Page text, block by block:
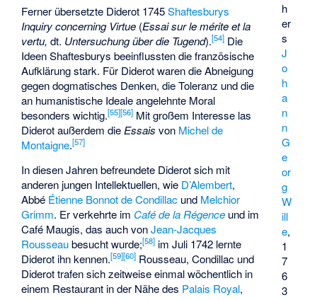
h
er
s
J
o
h
a
n
n
G
e
or
g
W
ill
e,
1
7
6
3
Ferner übersetzte Diderot 1745Shaftesburys
Inquiry concerning Virtue (Essai sur le mérite et la
vertu, dt. Untersuchung über die Tugend).[54] Die
Ideen Shaftesburys beeinflussten die französische
Aufklärung stark. Für Diderot waren die Abneigung
gegen dogmatisches Denken, die Toleranz und die
an humanistische Ideale angelehnte Moral
besonders wichtig.[55][56] Mit großem Interesse las
Diderot außerdem die Essais von Michel de
Montaigne.[57]
In diesen Jahren befreundete Diderot sich mit
anderen jungen Intellektuellen, wie D’Alembert,
Abbé Étienne Bonnot de Condillac und Melchior
Grimm. Er verkehrte im Café de la Régence und im
Café Maugis, das auch vonJean-Jacques
Rousseaubesucht wurde;[58] im Juli 1742 lernte
Diderot ihn kennen.[59][60] Rousseau, Condillac und
Diderot trafen sich zeitweise einmal wöchentlich in
einem Restaurant in der Nähe des Palais Royal,